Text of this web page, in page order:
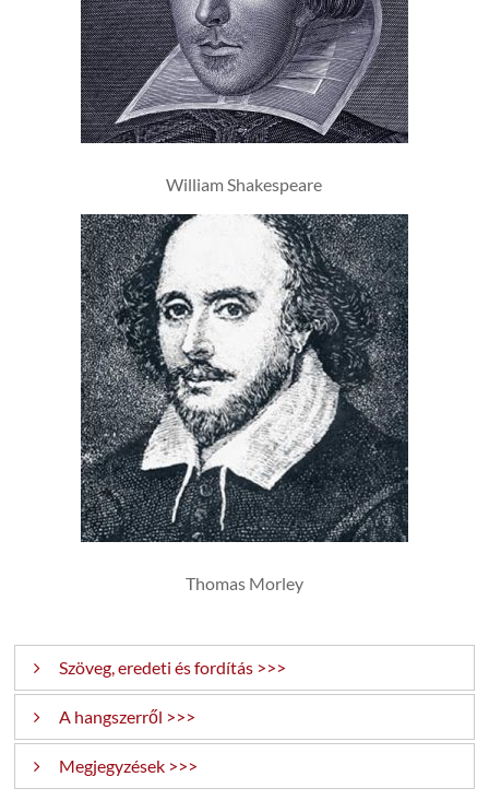
William Shakespeare
Thomas Morley
Szöveg, eredeti és fordítás >>>
O Mistress mine
O Mistress mine, where are you roaming?
O Mistress mine, where are you roaming?
A hangszerről >>>
Megjegyzések >>>